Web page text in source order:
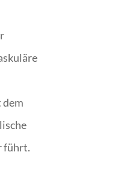
führt.